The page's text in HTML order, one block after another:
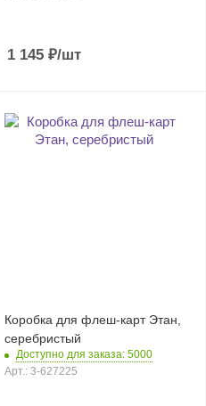
1 145₽/шт
Коробка для флеш-карт Этан,
серебристый
Доступно для заказа: 5000
Арт.: 3-627225